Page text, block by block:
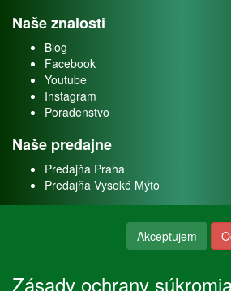
Naše znalosti
Blog
Facebook
Youtube
Instagram
Poradenstvo
Naše predajne
Predajňa Praha
Predajňa Vysoké Mýto
Akceptujem
Zásady ochrany súkromia